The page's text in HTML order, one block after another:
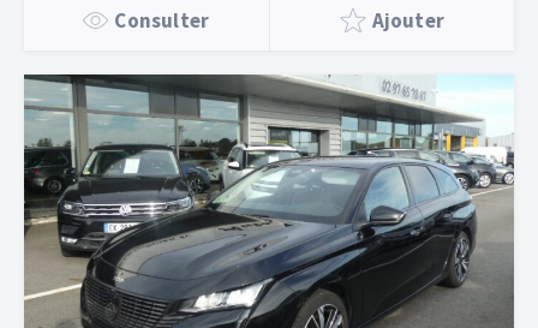
Consulter Ajouter